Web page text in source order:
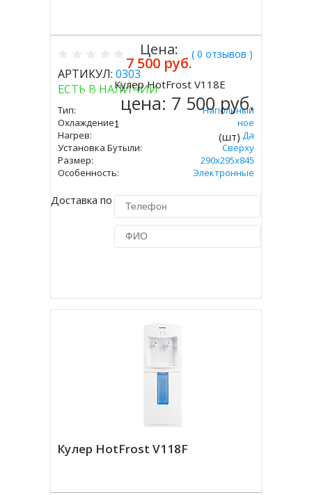
( 0 отзывов )
АРТИКУЛ: 0303
ЕСТЬ В НАЛИЧИИ
Тип:
Напольный
Охлаждение:
Электронное
Нагрев:
Да
Установка Бутыли:
Сверху
Размер:
290х295х845
Особенность:
Электронные
Доставка по Москве 450 руб.
Цена:
7 500 руб.
Купить
Кулер HotFrost V118E
цена: 7 500 руб.
(шт)
Кулер HotFrost V118F